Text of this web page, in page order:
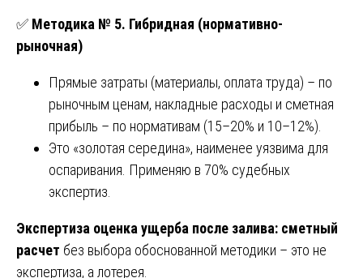
✅ Методика № 5. Гибридная (нормативно-
рыночная)
Прямые затраты (материалы, оплата труда) – по
рыночным ценам, накладные расходы и сметная
прибыль – по нормативам (15–20% и 10–12%).
Это «золотая середина», наименее уязвима для
оспаривания. Применяю в 70% судебных
экспертиз.
Экспертиза оценка ущерба после залива: сметный
расчет без выбора обоснованной методики – это не
экспертиза, а лотерея.